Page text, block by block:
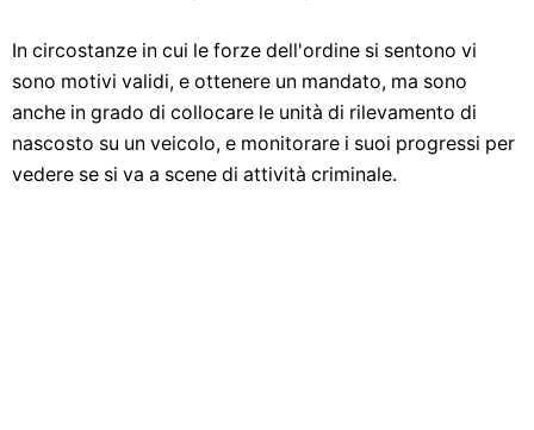
In circostanze in cui le forze dell'ordine si sentono vi
sono motivi validi, e ottenere un mandato, ma sono
anche in grado di collocare le unità di rilevamento di
nascosto su un veicolo, e monitorare i suoi progressi per
vedere se si va a scene di attività criminale.